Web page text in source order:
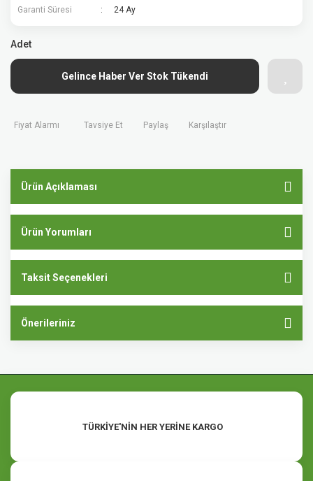
Garanti Süresi
24 Ay
Adet
Gelince Haber Ver Stok Tükendi
Fiyat Alarmı Tavsiye Et Paylaş Karşılaştır
Ürün Açıklaması
Ürün Yorumları
Taksit Seçenekleri
Önerileriniz
TÜRKİYE'NİN HER YERİNE KARGO